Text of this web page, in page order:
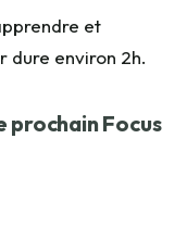
et
dure environ 2h.
prochain Focus